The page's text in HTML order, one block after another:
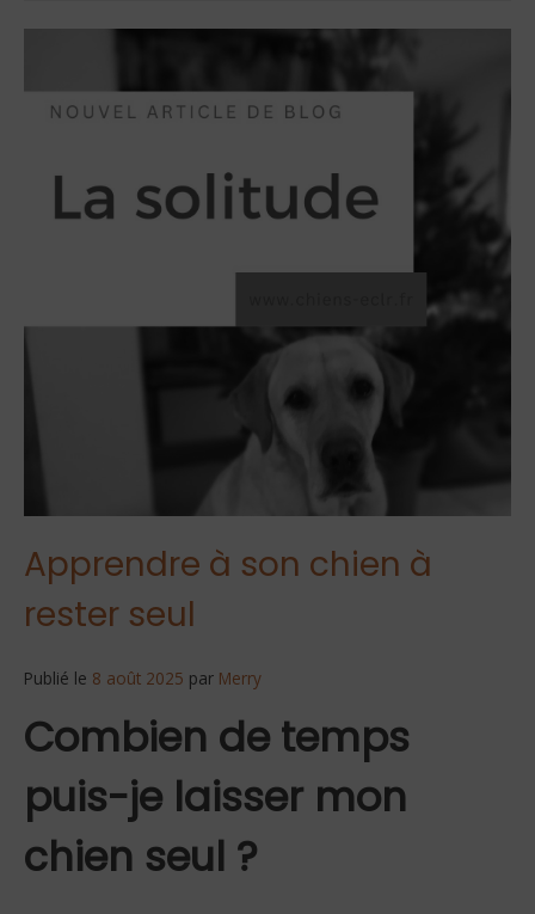
Apprendre à son chien à
rester seul
Publié le 8 août 2025 par Merry
Combien de temps
puis-je laisser mon
chien seul ?